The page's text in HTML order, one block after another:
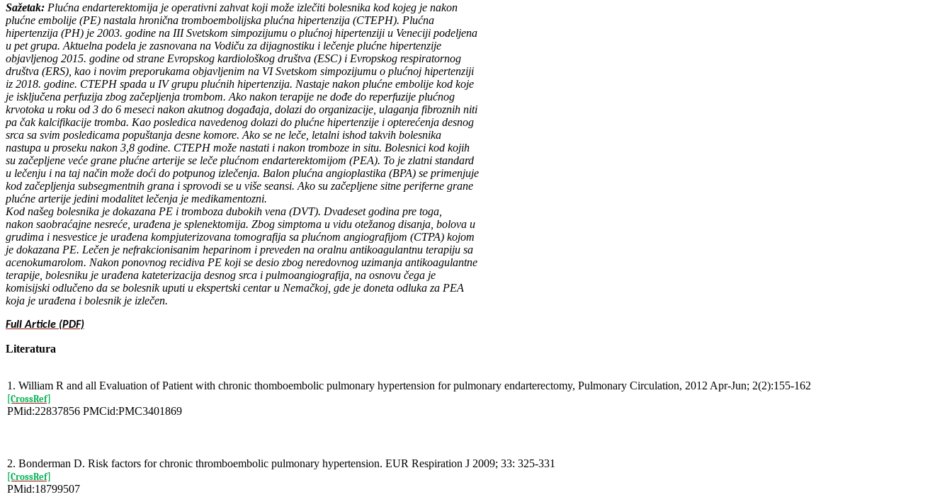
Sažetak: Plućna endarterektomija je operativni zahvat koji može izlečiti bolesnika kod kojeg je nakon
plućne embolije (PE) nastala hronična tromboembolijska plućna hipertenzija (CTEPH). Plućna
hipertenzija (PH) je 2003. godine na III Svetskom simpozijumu o plućnoj hipertenziji u Veneciji podeljena
u pet grupa. Aktuelna podela je zasnovana na Vodiču za dijagnostiku i lečenje plućne hipertenzije
objavljenog 2015. godine od strane Evropskog kardiološkog društva (ESC) i Evropskog respiratornog
društva (ERS), kao i novim preporukama objavljenim na VI Svetskom simpozijumu o plućnoj hipertenziji
iz 2018. godine. CTEPH spada u IV grupu plućnih hipertenzija. Nastaje nakon plućne embolije kod koje
je isključena perfuzija zbog začepljenja trombom. Ako nakon terapije ne dođe do reperfuzije plućnog
krvotoka u roku od 3 do 6 meseci nakon akutnog događaja, dolazi do organizacije, ulaganja fibroznih niti
pa čak kalcifikacije tromba. Kao posledica navedenog dolazi do plućne hipertenzije i opterećenja desnog
srca sa svim posledicama popuštanja desne komore. Ako se ne leče, letalni ishod takvih bolesnika
nastupa u proseku nakon 3,8 godine. CTEPH može nastati i nakon tromboze in situ. Bolesnici kod kojih
su začepljene veće grane plućne arterije se leče plućnom endarterektomijom (PEA). To je zlatni standard
u lečenju i na taj način može doći do potpunog izlečenja. Balon plućna angioplastika (BPA) se primenjuje
kod začepljenja subsegmentnih grana i sprovodi se u više seansi. Ako su začepljene sitne periferne grane
plućne arterije jedini modalitet lečenja je medikamentozni.
Kod našeg bolesnika je dokazana PE i tromboza dubokih vena (DVT). Dvadeset godina pre toga,
nakon saobraćajne nesreće, urađena je splenektomija. Zbog simptoma u vidu otežanog disanja, bolova u
grudima i nesvestice je urađena kompjuterizovana tomografija sa plućnom angiografijom (CTPA) kojom
je dokazana PE. Lečen je nefrakcionisanim heparinom i preveden na oralnu antikoagulantnu terapiju sa
acenokumarolom. Nakon ponovnog recidiva PE koji se desio zbog neredovnog uzimanja antikoagulantne
terapije, bolesniku je urađena kateterizacija desnog srca i pulmoangiografija, na osnovu čega je
komisijski odlučeno da se bolesnik uputi u ekspertski centar u Nemačkoj, gde je doneta odluka za PEA
koja je urađena i bolesnik je izlečen.
Full Article (PDF)
Literatura
1. William R and all Evaluation of Patient with chronic thomboembolic pulmonary hypertension for pulmonary endarterectomy, Pulmonary Circulation, 2012 Apr-Jun; 2(2):155-162
[CrossRef]
PMid:22837856 PMCid:PMC3401869
2. Bonderman D. Risk factors for chronic thromboembolic pulmonary hypertension. EUR Respiration J 2009; 33: 325-331
[CrossRef]
PMid:18799507